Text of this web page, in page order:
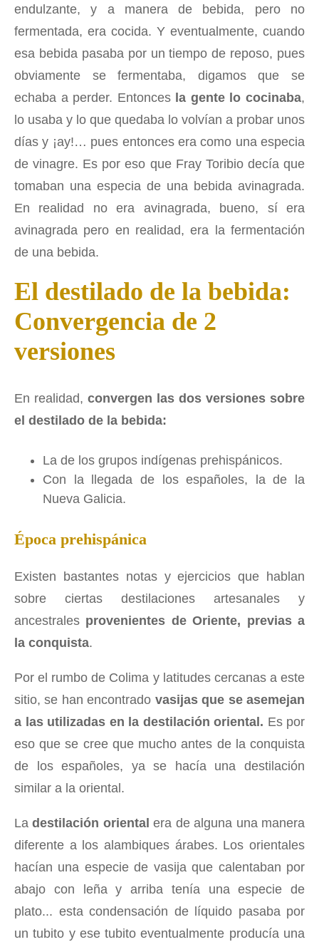
endulzante, y a manera de bebida, pero no
fermentada, era cocida. Y eventualmente, cuando
esa bebida pasaba por un tiempo de reposo, pues
obviamente se fermentaba, digamos que se
echaba a perder. Entonces la gente lo cocinaba,
lo usaba y lo que quedaba lo volvían a probar unos
días y ¡ay!… pues entonces era como una especia
de vinagre. Es por eso que Fray Toribio decía que
tomaban una especia de una bebida avinagrada.
En realidad no era avinagrada, bueno, sí era
avinagrada pero en realidad, era la fermentación
de una bebida.
El destilado de la bebida:
Convergencia de 2
versiones
En realidad, convergen las dos versiones sobre
el destilado de la bebida:
La de los grupos indígenas prehispánicos.
Con la llegada de los españoles, la de la
Nueva Galicia.
Época prehispánica
Existen bastantes notas y ejercicios que hablan
sobre ciertas destilaciones artesanales y
ancestrales provenientes de Oriente, previas a
la conquista.
Por el rumbo de Colima y latitudes cercanas a este
sitio, se han encontrado vasijas que se asemejan
a las utilizadas en la destilación oriental. Es por
eso que se cree que mucho antes de la conquista
de los españoles, ya se hacía una destilación
similar a la oriental.
Ladestilación oriental era de alguna una manera
diferente a los alambiques árabes. Los orientales
hacían una especie de vasija que calentaban por
abajo con leña y arriba tenía una especie de
plato... esta condensación de líquido pasaba por
un tubito y ese tubito eventualmente producía una